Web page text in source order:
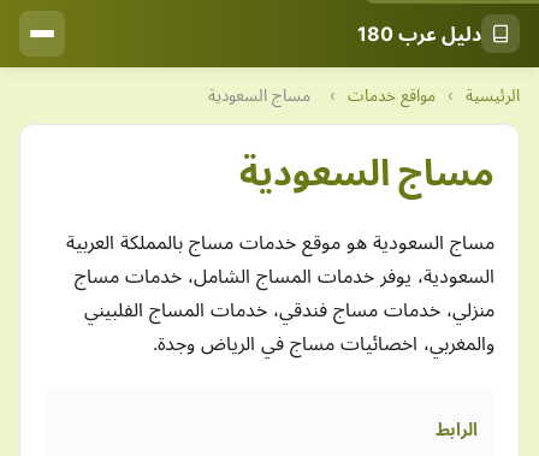
دليل عرب 180
الرئيسية › مواقع خدمات › مساج السعودية
مساج السعودية
مساج السعودية هو موقع خدمات مساج بالمملكة العربية
السعودية، يوفر خدمات المساج الشامل، خدمات مساج
منزلي، خدمات مساج فندقي، خدمات المساج الفلبيني
والمغربي، اخصائيات مساج في الرياض وجدة.
الرابط